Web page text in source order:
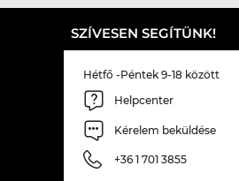
SZÍVESEN SEGÍTÜNK!
Hétfő -Péntek 9-18 között
Helpcenter
Kérelem beküldése
+36 1 701 3855